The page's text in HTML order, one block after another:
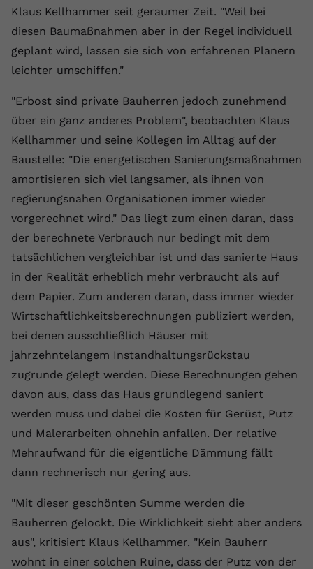
Klaus Kellhammer seit geraumer Zeit. "Weil bei
diesen Baumaßnahmen aber in der Regel individuell
geplant wird, lassen sie sich von erfahrenen Planern
leichter umschiffen."
"Erbost sind private Bauherren jedoch zunehmend
über ein ganz anderes Problem", beobachten Klaus
Kellhammer und seine Kollegen im Alltag auf der
Baustelle: "Die energetischen Sanierungsmaßnahmen
amortisieren sich viel langsamer, als ihnen von
regierungsnahen Organisationen immer wieder
vorgerechnet wird." Das liegt zum einen daran, dass
der berechnete Verbrauch nur bedingt mit dem
tatsächlichen vergleichbar ist und das sanierte Haus
in der Realität erheblich mehr verbraucht als auf
dem Papier. Zum anderen daran, dass immer wieder
Wirtschaftlichkeitsberechnungen publiziert werden,
bei denen ausschließlich Häuser mit
jahrzehntelangem Instandhaltungsrückstau
zugrunde gelegt werden. Diese Berechnungen gehen
davon aus, dass das Haus grundlegend saniert
werden muss und dabei die Kosten für Gerüst, Putz
und Malerarbeiten ohnehin anfallen. Der relative
Mehraufwand für die eigentliche Dämmung fällt
dann rechnerisch nur gering aus.
"Mit dieser geschönten Summe werden die
Bauherren gelockt. Die Wirklichkeit sieht aber anders
aus", kritisiert Klaus Kellhammer. "Kein Bauherr
wohnt in einer solchen Ruine, dass der Putz von der